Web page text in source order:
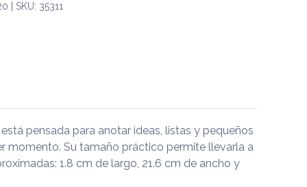
| SKU: 35311
pensada para anotar ideas, listas y pequeños
momento. Su tamaño práctico permite llevarla a
1.8 cm de largo, 21.6 cm de ancho y